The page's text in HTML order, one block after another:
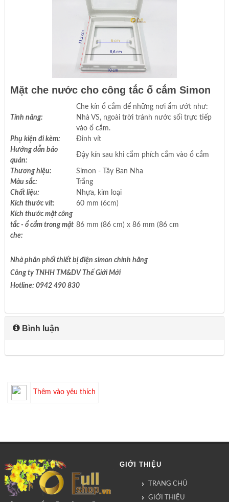
Mặt che nước cho công tắc ổ cắm Simon
Tính năng:
Che kín ổ cắm để những nơi ẩm ướt như:
Nhà VS, ngoài trời tránh nước sối trực tiếp
vào ổ cắm.
Phụ kiện đi kèm:
Đinh vít
Hướng dẫn bảo
quản:
Đậy kín sau khi cắm phích cắm vào ổ cắm
Thương hiệu:
Simon - Tây Ban Nha
Màu sắc:
Trắng
Chất liệu:
Nhựa, kim loại
Kích thước vít:
60 mm (6cm)
Kích thước mặt công
tắc - ổ cắm trong mặt
che:
86 mm (86 cm) x 86 mm (86 cm
Nhà phân phối thiết bị điện simon chính hãng
Công ty TNHH TM&DV Thế Giới Mới
Hotline: 0942 490 830
Bình luận
Thêm vào yêu thích
GIỚI THIỆU
TRANG CHỦ
GIỚI THIỆU